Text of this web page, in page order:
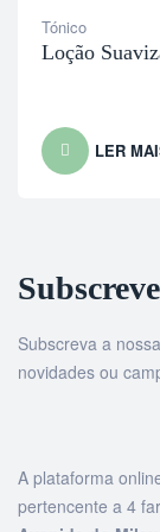
Tónico
Loção
LER
Subscreva a
novidades ou
A plataforma
pertencente a 4